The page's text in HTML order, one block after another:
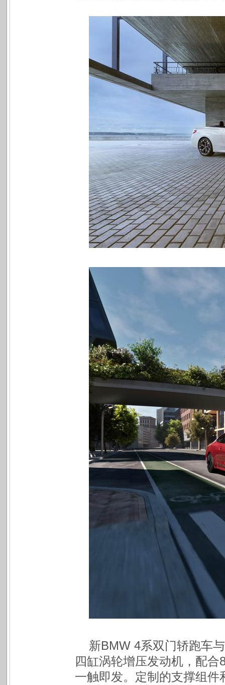
新BMW 4系双门轿跑车
四缸涡轮增压发动机，配
一触即发。定制的支撑组